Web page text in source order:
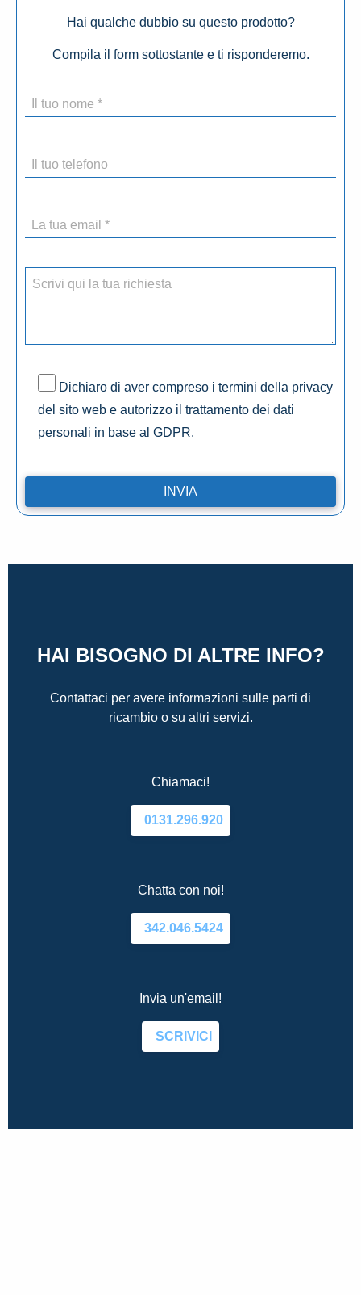
Hai qualche dubbio su questo prodotto?
Compila il form sottostante e ti risponderemo.
Dichiaro di aver compreso i termini della privacy
del sito web e autorizzo il trattamento dei dati
personali in base al GDPR.
HAI BISOGNO DI ALTRE INFO?
Contattaci per avere informazioni sulle parti di
ricambio o su altri servizi.
Chiamaci!
0131.296.920
Chatta con noi!
342.046.5424
Invia un'email!
SCRIVICI